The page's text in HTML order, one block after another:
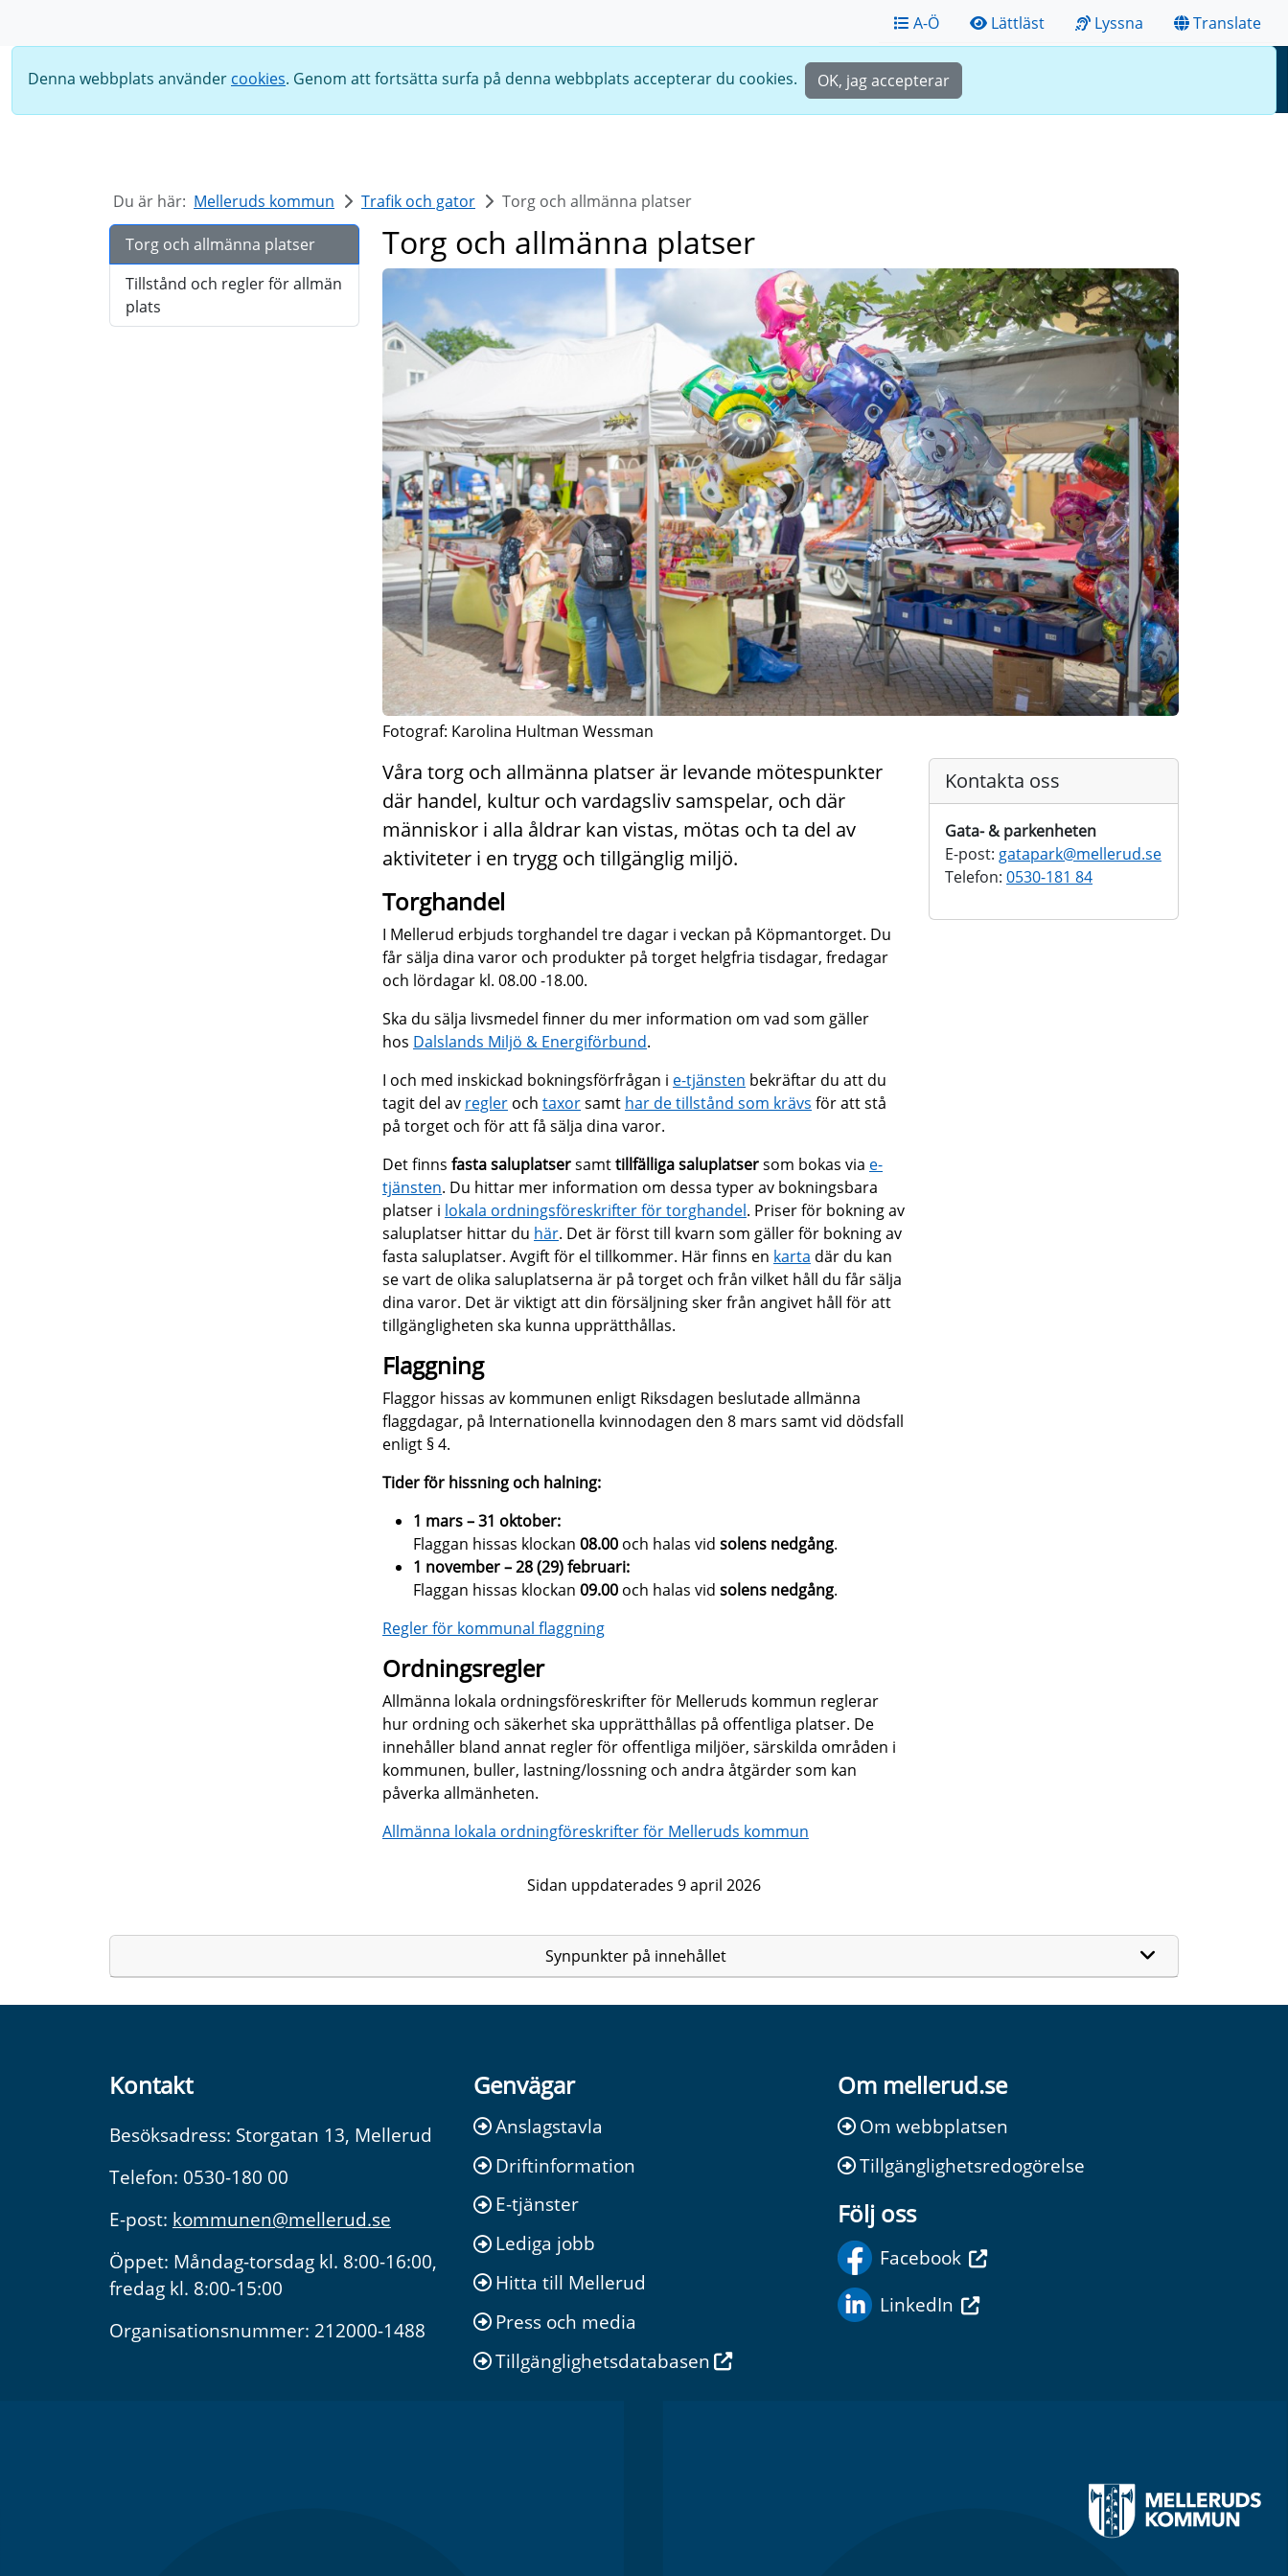
A-Ö Lättläst Lyssna
Translate
Denna webbplats använder cookies. Genom att fortsätta surfa på denna webbplats accepterar du cookies. OK, jag accepterar
Du är här: Melleruds kommun Trafik och gator Torg och allmänna platser
Torg och allmänna platser
Tillstånd och regler för allmän
plats
Torg och allmänna platser
Fotograf: Karolina Hultman Wessman
Våra torg och allmänna platser är levande mötespunkter
där handel, kultur och vardagsliv samspelar, och där
människor i alla åldrar kan vistas, mötas och ta del av
aktiviteter i en trygg och tillgänglig miljö.
Torghandel
I Mellerud erbjuds torghandel tre dagar i veckan på Köpmantorget. Du
får sälja dina varor och produkter på torget helgfria tisdagar, fredagar
och lördagar kl. 08.00 -18.00.
Ska du sälja livsmedel finner du mer information om vad som gäller
hos Dalslands Miljö & Energiförbund.
I och med inskickad bokningsförfrågan i e-tjänsten bekräftar du att du
tagit del av regler och taxorsamt har de tillstånd som krävs för att stå
på torget och för att få sälja dina varor.
Det finns fasta saluplatsersamttillfälliga saluplatsersom bokas via e-
tjänsten. Du hittar mer information om dessa typer av bokningsbara
platser i lokala ordningsföreskrifter för torghandel. Priser för bokning av
saluplatser hittar du här. Det är först till kvarn som gäller för bokning av
fasta saluplatser. Avgift för el tillkommer. Här finns en karta där du kan
se vart de olika saluplatserna är på torget och från vilket håll du får sälja
dina varor. Det är viktigt att din försäljning sker från angivet håll för att
tillgängligheten ska kunna upprätthållas.
Flaggning
Flaggor hissas av kommunen enligt Riksdagen beslutade allmänna
flaggdagar, på Internationella kvinnodagen den 8 mars samt vid dödsfall
enligt § 4.
Tider för hissning och halning:
1 mars – 31 oktober:
Flaggan hissas klockan 08.00 och halas vid solens nedgång.
1 november – 28 (29) februari:
Flaggan hissas klockan 09.00 och halas vid solens nedgång.
Regler för kommunal flaggning
Ordningsregler
Allmänna lokala ordningsföreskrifter för Melleruds kommun reglerar
hur ordning och säkerhet ska upprätthållas på offentliga platser. De
innehåller bland annat regler för offentliga miljöer, särskilda områden i
kommunen, buller, lastning/lossning och andra åtgärder som kan
påverka allmänheten.
Allmänna lokala ordningföreskrifter för Melleruds kommun
Kontakta oss
Gata- & parkenheten
E-post: gatapark@mellerud.se
Telefon: 0530-181 84
Sidan uppdaterades 9 april 2026
Synpunkter på innehållet
Kontakt
Besöksadress: Storgatan 13, Mellerud
Telefon: 0530-180 00
E-post: kommunen@mellerud.se
Öppet: Måndag-torsdag kl. 8:00-16:00,
fredag kl. 8:00-15:00
Organisationsnummer: 212000-1488
Genvägar
Anslagstavla
Driftinformation
E-tjänster
Lediga jobb
Hitta till Mellerud
Press och media
Tillgänglighetsdatabasen
Om mellerud.se
Om webbplatsen
Tillgänglighetsredogörelse
Följ oss
Facebook
LinkedIn